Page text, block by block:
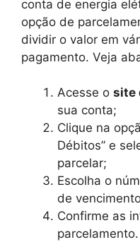
conta de energia
opção de
dividir o valor em
pagamento. Veja
Acesse o site
sua conta;
Clique na
Débitos” e
parcelar;
Escolha o
de
Confirme as
parcelamento.